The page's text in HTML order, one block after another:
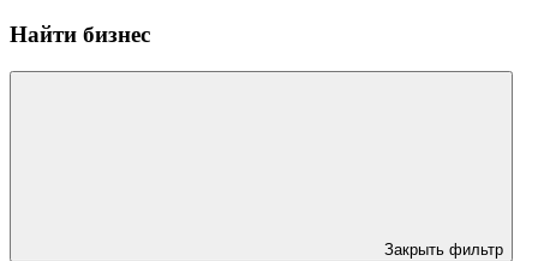
Найти бизнес
Закрыть фильтр